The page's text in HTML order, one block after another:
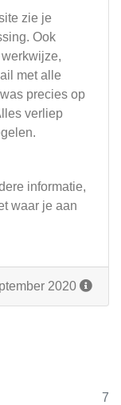
7
zie je
Ook
met alle
precies op
verliep
informatie,
waar je aan
2020